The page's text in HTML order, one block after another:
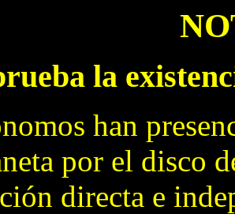
la
han
por el disco
directa e